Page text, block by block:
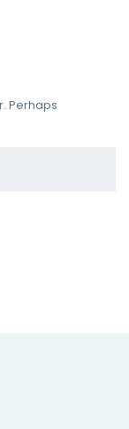
Perhaps